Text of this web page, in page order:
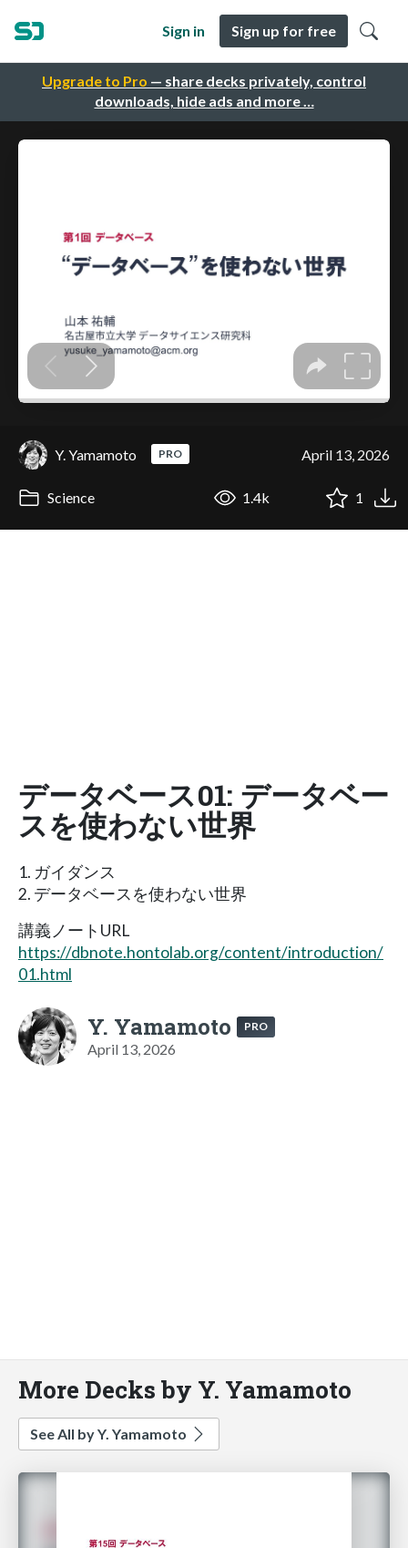
Upgrade to Pro — share decks privately, control
downloads, hide ads and more …
Sign in Sign up for free
Y. Yamamoto PRO April 13, 2026
Science 1.4k 1
データベース01: データベー
スを使わない世界
1. ガイダンス
2. データベースを使わない世界
講義ノートURL
https://dbnote.hontolab.org/content/introduction/
01.html
Y. Yamamoto PRO
April 13, 2026
More Decks by Y. Yamamoto
See All by Y. Yamamoto